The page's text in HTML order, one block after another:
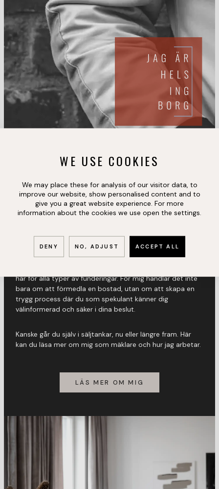
REG. FASTIGHETSMÄKLARE
ROGER BILLSTEN
Har du frågor eller funderingar kring bostaden är det bara
här för alla typer av funderingar. För mig handlar det inte
bara om att förmedla en bostad, utan om att skapa en
trygg process där du som spekulant känner dig
välinformerad och säker i dina beslut.
Kanske går du själv i säljtankar, nu eller längre fram. Här
kan du läsa mer om mig som mäklare och hur jag arbetar.
LÄS MER OM MIG
WE USE COOKIES
We may place these for analysis of our visitor data, to
improve our website, show personalised content and to
give you a great website experience. For more
information about the cookies we use open the settings.
DENY NO, ADJUST ACCEPT ALL